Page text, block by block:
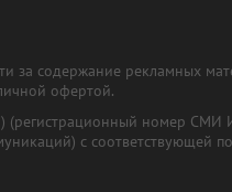
за содержание рекламных
офертой.
(регистрационный номер
с соответствующей